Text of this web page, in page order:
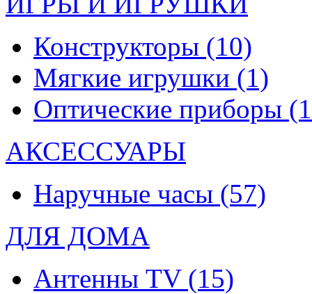
Конструкторы (10)
Мягкие игрушки (1)
Оптические приборы
АКСЕССУАРЫ
Наручные часы (57)
ДЛЯ ДОМА
Антенны TV (15)